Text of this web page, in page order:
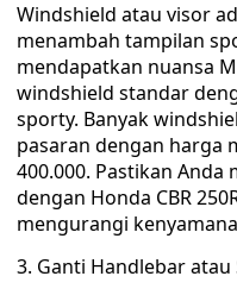
Windshield atau visor
menambah tampilan
mendapatkan nuansa
windshield standar
sporty. Banyak
pasaran dengan harga
400.000. Pastikan
dengan Honda CBR
mengurangi
3. Ganti Handlebar atau